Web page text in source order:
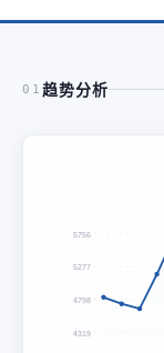
01 趋势分析
5756
5277
4798
4319